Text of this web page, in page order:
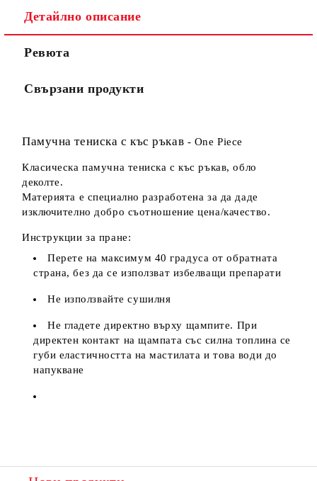
Ние ще се свържем с вас в рамките на работния ден.
Детайлно описание
Ревюта
Свързани продукти
Памучна тениска с къс ръкав - One Piece
Класическа памучна тениска с къс ръкав, обло
деколте.
Материята е специално разработена за да даде
изключително добро съотношение цена/качество.
Инструкции за пране:
Перете на максимум 40 градуса от обратната
страна, без да се използват избелващи препарати
Не използвайте сушилня
Не гладете директно върху щампите. При
директен контакт на щампата със силна топлина се
губи еластичността на мастилата и това води до
напукване